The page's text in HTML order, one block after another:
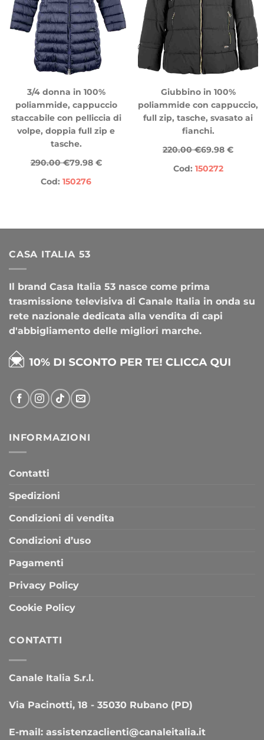
3/4 donna in 100%
poliammide, cappuccio
staccabile con pelliccia di
volpe, doppia full zip e
tasche.
290.00 €79.98 €
Cod: 150276
Giubbino in 100%
poliammide con cappuccio,
full zip, tasche, svasato ai
fianchi.
220.00 €69.98 €
Cod: 150272
CASA ITALIA 53
Il brand Casa Italia 53 nasce come prima
trasmissione televisiva di Canale Italia in onda su
rete nazionale dedicata alla vendita di capi
d'abbigliamento delle migliori marche.
INFORMAZIONI
Contatti
Spedizioni
Condizioni di vendita
Condizioni d’uso
Pagamenti
Privacy Policy
Cookie Policy
CONTATTI
Canale Italia S.r.l.
Via Pacinotti, 18 - 35030 Rubano (PD)
E-mail: assistenzaclienti@canaleitalia.it